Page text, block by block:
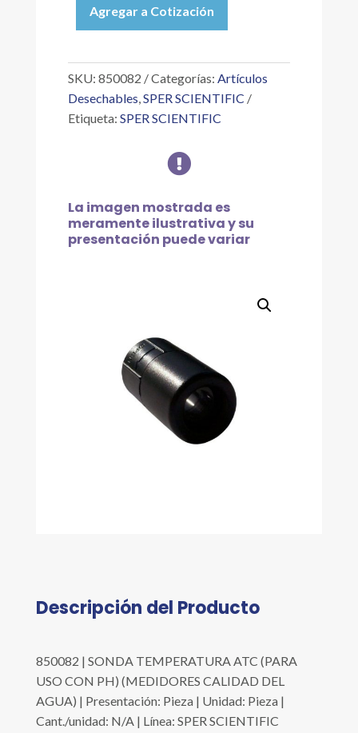
TEMPERATURA
ATC
USO
PH)
(MEDIDORES
cantidad
Agregar a Cotización
SKU: 850082 Categorías: Artículos
Desechables,SPER SCIENTIFIC
Etiqueta: SPER SCIENTIFIC

La imagen mostrada es
meramente ilustrativa y su
presentación puede variar
Descripción del Producto
850082 | SONDA TEMPERATURA ATC (PARA
USO CON PH) (MEDIDORES CALIDAD DEL
AGUA) | Presentación: Pieza | Unidad: Pieza |
Cant./unidad: N/A | Línea: SPER SCIENTIFIC